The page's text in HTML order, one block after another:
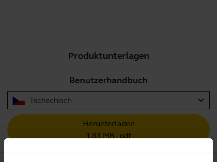
Produktunterlagen
Benutzerhandbuch
Tschechisch expand_more
Herunterladen
1.83 MB - pdf